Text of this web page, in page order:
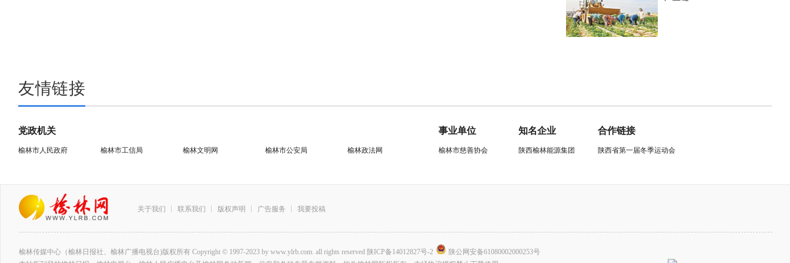
友情链接
党政机关
榆林市人民政府 榆林市工信局 榆林文明网 榆林市公安局 榆林政法网
事业单位
榆林市慈善协会
知名企业
陕西榆林能源集团
合作链接
陕西省第一届冬季运动会
关于我们 联系我们 版权声明 广告服务 我要投稿
榆林传媒中心（榆林日报社、榆林广播电视台)版权所有 Copyright © 1997-2023 by www.ylrb.com. all rights reserved 陕ICP备14012827号-2
陕公网安备61080002000253号